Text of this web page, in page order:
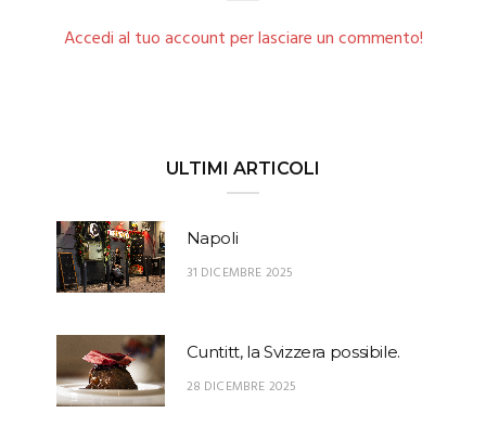
Accedi al tuo account per lasciare un commento!
ULTIMI ARTICOLI
Napoli
31 DICEMBRE 2025
Cuntitt, la Svizzera possibile.
28 DICEMBRE 2025